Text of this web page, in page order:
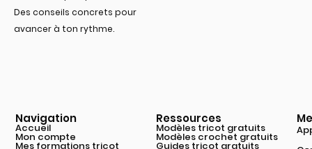
Des conseils concrets pour
avancer à ton rythme.
Navigation
Accueil
Mon compte
Mes formations tricot
Ressources
Modèles tricot gratuits
Modèles crochet gratuits
Guides tricot gratuits